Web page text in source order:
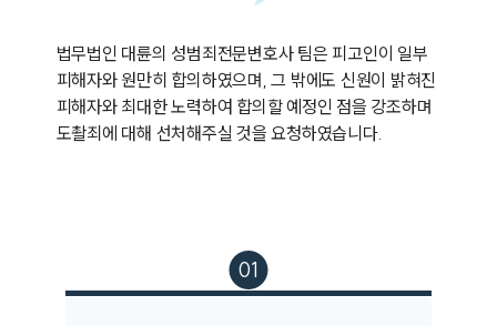
법무법인 대륜의 성범죄전문변호사 팀은 피고인이 일부
피해자와 원만히 합의하였으며, 그 밖에도 신원이 밝혀진
피해자와 최대한 노력하여 합의할 예정인 점을 강조하며
도촬죄에 대해 선처해주실 것을 요청하였습니다.